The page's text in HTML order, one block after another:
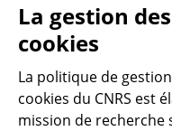
La gestion des
cookies
La politique de
cookies du CNRS est
mission de recherche